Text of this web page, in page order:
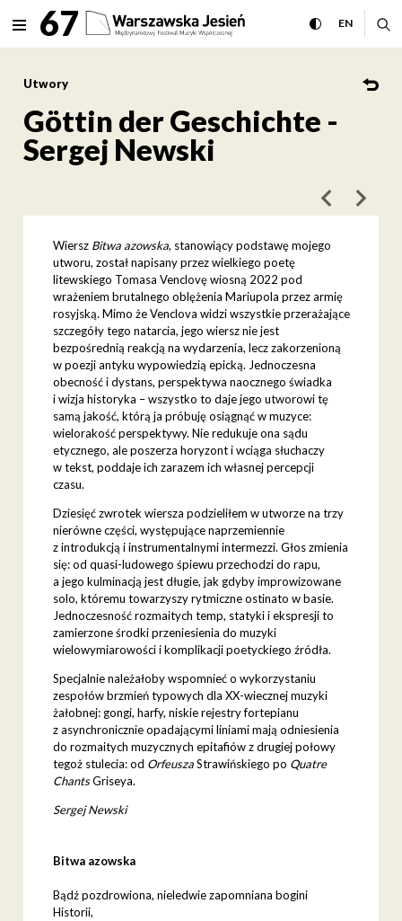
Göttin der Geschichte -
rozwiń menu
MENU67 przełącz
ENCHANGE
Utwory
Göttin der Geschichte -
Sergej Newski
poprzedni
Wiersz Bitwa azowska, stanowiący podstawę mojego
utworu, został napisany przez wielkiego poetę
litewskiego Tomasa Venclovę wiosną 2022 pod
wrażeniem brutalnego oblężenia Mariupola przez armię
rosyjską. Mimo że Venclova widzi wszystkie przerażające
szczegóły tego natarcia, jego wiersz nie jest
bezpośrednią reakcją na wydarzenia, lecz zakorzenioną
w poezji antyku wypowiedzią epicką. Jednoczesna
obecność i dystans, perspektywa naocznego świadka
i wizja historyka – wszystko to daje jego utworowi tę
samą jakość, którą ja próbuję osiągnąć w muzyce:
wielorakość perspektywy. Nie redukuje ona sądu
etycznego, ale poszerza horyzont i wciąga słuchaczy
w tekst, poddaje ich zarazem ich własnej percepcji
czasu.
Dziesięć zwrotek wiersza podzieliłem w utworze na trzy
nierówne części, występujące naprzemiennie
z introdukcją i instrumentalnymi intermezzi. Głos zmienia
się: od quasi-ludowego śpiewu przechodzi do rapu,
a jego kulminacją jest długie, jak gdyby improwizowane
solo, któremu towarzyszy rytmiczne ostinato w basie.
Jednoczesność rozmaitych temp, statyki i ekspresji to
zamierzone środki przeniesienia do muzyki
wielowymiarowości i komplikacji poetyckiego źródła.
Specjalnie należałoby wspomnieć o wykorzystaniu
zespołów brzmień typowych dla XX-wiecznej muzyki
żałobnej: gongi, harfy, niskie rejestry fortepianu
z asynchronicznie opadającymi liniami mają odniesienia
do rozmaitych muzycznych epitafiów z drugiej połowy
tegoż stulecia: od OrfeuszaStrawińskiego po Quatre
ChantsGriseya.
Sergej Newski
Bitwa azowska
Bądź pozdrowiona, nieledwie zapomniana bogini
Historii,